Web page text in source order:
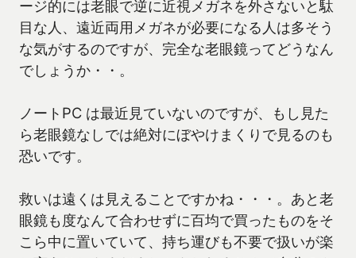
ージ的には老眼で逆に近視メガネを外さないと駄
目な人、遠近両用メガネが必要になる人は多そう
な気がするのですが、完全な老眼鏡ってどうなん
でしょうか・・。
ノートPC は最近見ていないのですが、もし見た
ら老眼鏡なしでは絶対にぼやけまくりで見るのも
恐いです。
救いは遠くは見えることですかね・・・。あと老
眼鏡も度なんて合わせずに百均で買ったものをそ
こら中に置いていて、持ち運びも不要で扱いが楽